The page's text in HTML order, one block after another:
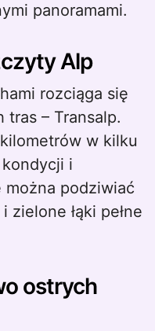
panoramami.
Alp
rozciąga się
tras – Transalp.
w kilku
i
można podziwiać
łąki pełne
ostrych